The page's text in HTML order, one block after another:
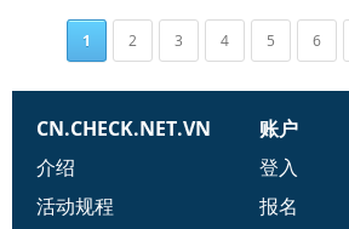
1 2 3 4 5 6
CN.CHECK.NET.VN
介绍
活动规程
账户
登入
报名